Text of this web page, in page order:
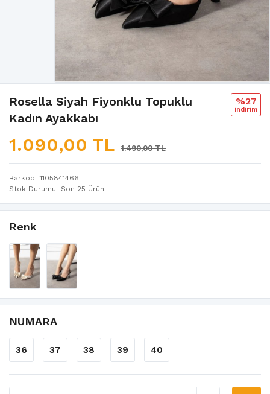
Rosella Siyah Fiyonklu Topuklu
Kadın Ayakkabı
1.090,00 TL 1.490,00 TL
%27
i̇ndi̇ri̇m
Barkod
1105841466
Stok Durumu
Son 25 Ürün
Renk
NUMARA
36 37 38 39 40